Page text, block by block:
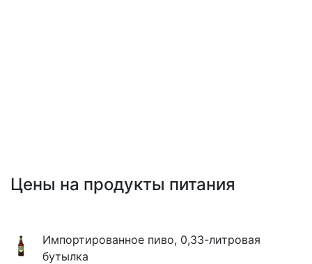
Цены на продукты питания
Импортированное пиво, 0,33-литровая
бутылка